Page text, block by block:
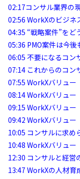
02:17コンサル業界の
02:56 WorkXのビジネ
04:35 “戦略案件”をど
05:36 PMO案件は今後
06:05 不要になるコン
07:14 これからのコン
07:55 WorkXバリュ
08:14WorkXバリュ
09:15 WorkXバリュ
09:42 WorkXバリュ
10:05 コンサルに求め
10:48 WorkXバリュ
12:30 コンサルと経営
13:47 WorkXの人材育